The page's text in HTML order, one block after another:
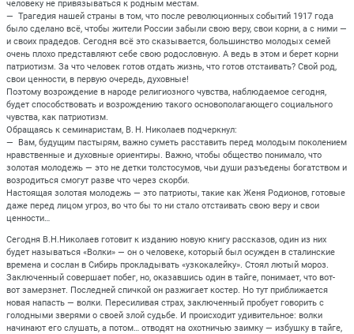
человеку не привязываться к родным местам.
— Трагедия нашей страны в том, что после революционных событий 1917 года
было сделано всё, чтобы жители России забыли свою веру, свои корни, а с ними —
и своих прадедов. Сегодня всё это сказывается, большинство молодых семей
очень плохо представляют себе свою родословную. А ведь в этом и берет корни
патриотизм. За что человек готов отдать жизнь, что готов отстаивать? Свой род,
свои ценности, в первую очередь, духовные!
Поэтому возрождение в народе религиозного чувства, наблюдаемое сегодня,
будет способствовать и возрождению такого основополагающего социального
чувства, как патриотизм.
Обращаясь к семинаристам, В. Н. Николаев подчеркнул:
— Вам, будущим пастырям, важно суметь расставить перед молодым поколением
нравственные и духовные ориентиры. Важно, чтобы общество понимало, что
золотая молодежь — это не детки толстосумов, чьи души разъедены богатством и
возродиться смогут разве что через скорби.
Настоящая золотая молодежь — это патриоты, такие как Женя Родионов, готовые
даже перед лицом угроз, во что бы то ни стало отстаивать свою веру и свои
ценности…
Сегодня В.Н.Николаев готовит к изданию новую книгу рассказов, один из них
будет называться «Волки» — он о человеке, который был осужден в сталинские
времена и сослан в Сибирь прокладывать «узкокалейку». Стоял лютый мороз.
Заключенный совершает побег, но, оказавшись один в тайге, понимает, что вот-
вот замерзнет. Последней спичкой он разжигает костер. Но тут приближается
новая напасть — волки. Пересиливая страх, заключенный пробует говорить с
голодными зверями о своей злой судьбе. И происходит удивительное: волки
начинают его слушать, а потом… отводят на охотничью заимку — избушку в тайге,